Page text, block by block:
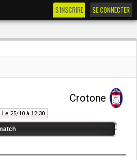
S'INSCRIRE SE CONNECTER
Crotone
Le 25/10 à 12:30